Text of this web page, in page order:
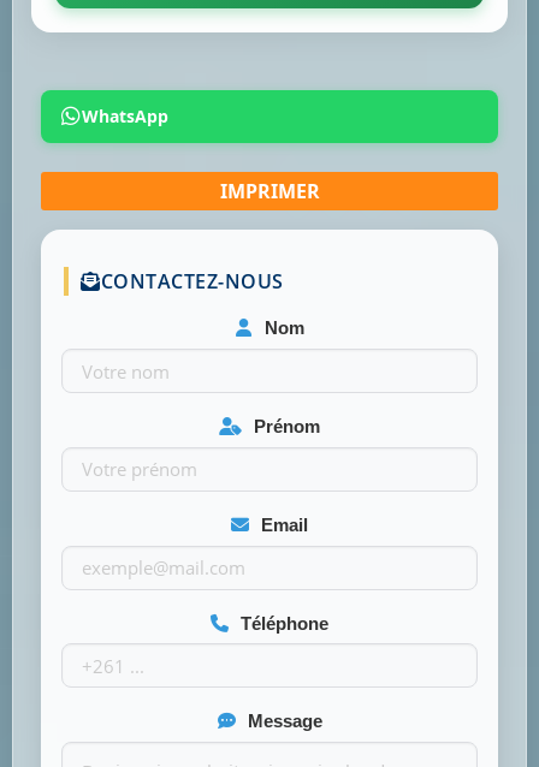
WhatsApp
CONTACTEZ-NOUS
Nom
Prénom
Email
Téléphone
Message